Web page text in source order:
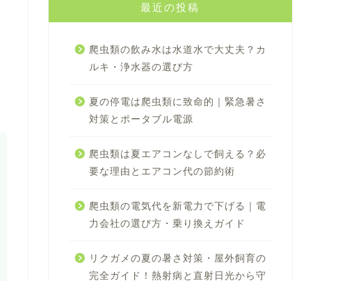
最近の投稿
爬虫類の飲み水は水道水で大丈夫？カ
ルキ・浄水器の選び方
夏の停電は爬虫類に致命的｜緊急暑さ
対策とポータブル電源
爬虫類は夏エアコンなしで飼える？必
要な理由とエアコン代の節約術
爬虫類の電気代を新電力で下げる｜電
力会社の選び方・乗り換えガイド
リクガメの夏の暑さ対策・屋外飼育の
完全ガイド！熱射病と直射日光から守